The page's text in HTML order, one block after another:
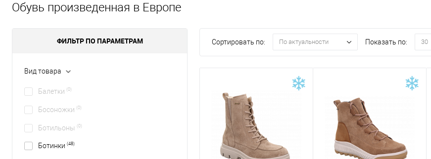
Обувь произведенная в Европе
ФИЛЬТР ПО ПАРАМЕТРАМ
Вид товара
Балетки (0)
Босоножки (0)
Ботильоны (0)
Ботинки (48)
Сортировать по: По актуальности Показать по: 30